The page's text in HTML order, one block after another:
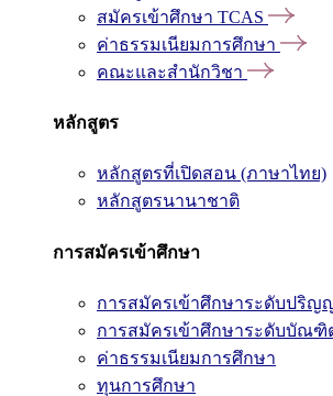
สมัครเข้าศึกษา TCAS
ค่าธรรมเนียมการศึกษา
คณะและสำนักวิชา
หลักสูตร
หลักสูตรที่เปิดสอน (ภาษาไทย)
หลักสูตรนานาชาติ
การสมัครเข้าศึกษา
การสมัครเข้าศึกษาระดับปริ
การสมัครเข้าศึกษาระดับบัณฑิ
ค่าธรรมเนียมการศึกษา
ทุนการศึกษา